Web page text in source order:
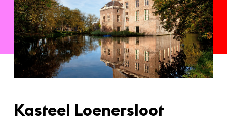
Kasteel Loenersloot